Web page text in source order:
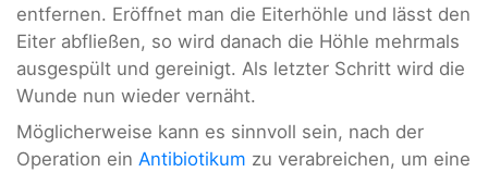
entfernen. Eröffnet man die Eiterhöhle und lässt den
Eiter abfließen, so wird danach die Höhle mehrmals
ausgespült und gereinigt. Als letzter Schritt wird die
Wunde nun wieder vernäht.
Möglicherweise kann es sinnvoll sein, nach der
Operation ein Antibiotikum zu verabreichen, um eine